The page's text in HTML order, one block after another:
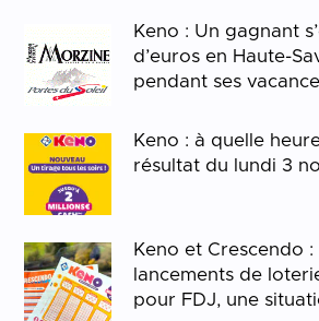
Keno : Un gagnant
d’euros en Haute-
pendant ses
Keno : à quelle
résultat du lundi 3
Keno et Crescendo
lancements de
pour FDJ, une